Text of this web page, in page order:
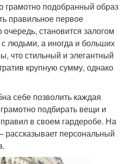
грамотно подобранный образ
правильное первое
становится залогом
людьми, а иногда и больших
что стильный и элегантный
крупную сумму, однако
себе позволить каждая
подбирать вещи и
в своем гардеробе. На
рассказывает персональный